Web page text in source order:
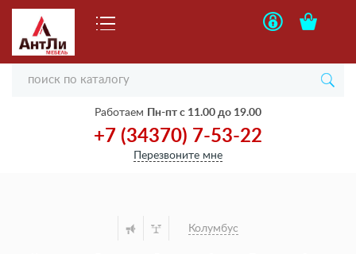
Работаем Пн-пт с 11.00 до 19.00
+7 (34370) 7-53-22
Перезвоните мне
Колумбус